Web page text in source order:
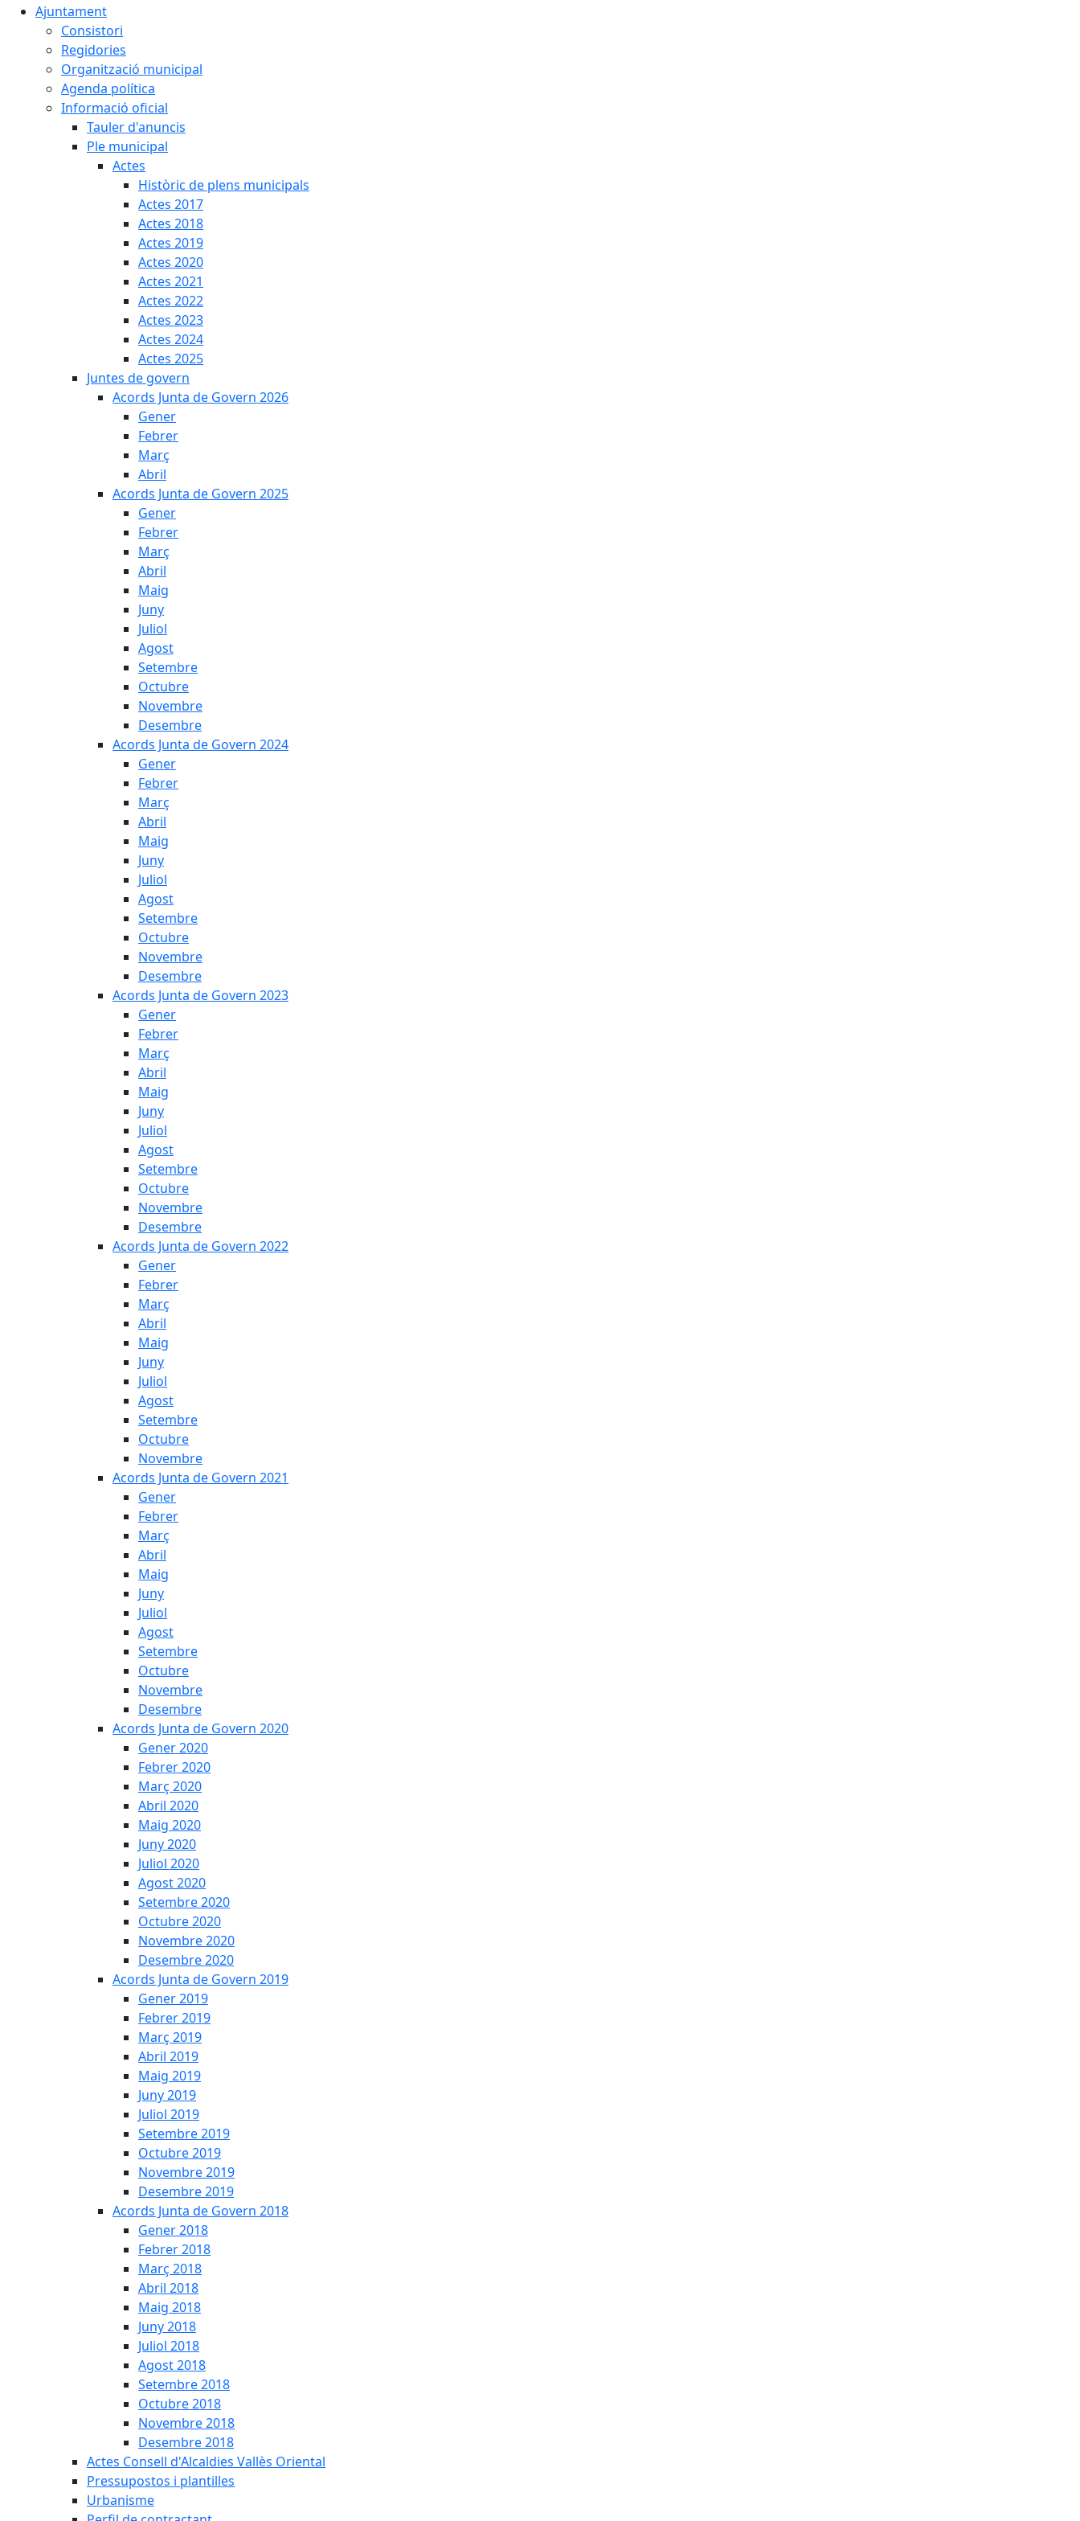
Ajuntament
Consistori
Regidories
Organització municipal
Agenda política
Informació oficial
Tauler d'anuncis
Ple municipal
Actes
Històric de plens municipals
Actes 2017
Actes 2018
Actes 2019
Actes 2020
Actes 2021
Actes 2022
Actes 2023
Actes 2024
Actes 2025
Juntes de govern
Acords Junta de Govern 2026
Gener
Febrer
Març
Abril
Acords Junta de Govern 2025
Gener
Febrer
Març
Abril
Maig
Juny
Juliol
Agost
Setembre
Octubre
Novembre
Desembre
Acords Junta de Govern 2024
Gener
Febrer
Març
Abril
Maig
Juny
Juliol
Agost
Setembre
Octubre
Novembre
Desembre
Acords Junta de Govern 2023
Gener
Febrer
Març
Abril
Maig
Juny
Juliol
Agost
Setembre
Octubre
Novembre
Desembre
Acords Junta de Govern 2022
Gener
Febrer
Març
Abril
Maig
Juny
Juliol
Agost
Setembre
Octubre
Novembre
Acords Junta de Govern 2021
Gener
Febrer
Març
Abril
Maig
Juny
Juliol
Agost
Setembre
Octubre
Novembre
Desembre
Acords Junta de Govern 2020
Gener 2020
Febrer 2020
Març 2020
Abril 2020
Maig 2020
Juny 2020
Juliol 2020
Agost 2020
Setembre 2020
Octubre 2020
Novembre 2020
Desembre 2020
Acords Junta de Govern 2019
Gener 2019
Febrer 2019
Març 2019
Abril 2019
Maig 2019
Juny 2019
Juliol 2019
Setembre 2019
Octubre 2019
Novembre 2019
Desembre 2019
Acords Junta de Govern 2018
Gener 2018
Febrer 2018
Març 2018
Abril 2018
Maig 2018
Juny 2018
Juliol 2018
Agost 2018
Setembre 2018
Octubre 2018
Novembre 2018
Desembre 2018
Actes Consell d'Alcaldies Vallès Oriental
Pressupostos i plantilles
Urbanisme